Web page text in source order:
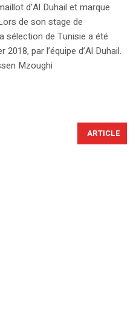
d’Al Duhail et marque
de son stage de
sélection de Tunisie a été
par l’équipe d’Al Duhail.
Mzoughi
ARTICLE